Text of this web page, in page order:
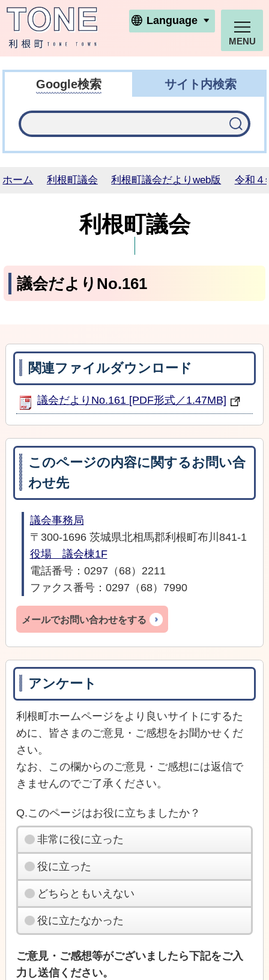
利根町ホームページ
Language
MENU
Google検索 サイト内検索
ホーム 利根町議会 利根町議会だよりweb版 令和４
利根町議会
議会だよりNo.161
関連ファイルダウンロード
議会だよりNo.161 [PDF形式／1.47MB]
このページの内容に関するお問い合
わせ先
議会事務局
〒300-1696 茨城県北相馬郡利根町布川841-1
役場 議会棟1F
電話番号：0297（68）2211
ファクス番号：0297（68）7990
メールでお問い合わせをする
アンケート
利根町ホームページをより良いサイトにするた
めに、皆さまのご意見・ご感想をお聞かせくだ
さい。
なお、この欄からのご意見・ご感想には返信で
きませんのでご了承ください。
Q.このページはお役に立ちましたか？
非常に役に立った
役に立った
どちらともいえない
役に立たなかった
ご意見・ご感想等がございましたら下記をご入
力し送信ください。